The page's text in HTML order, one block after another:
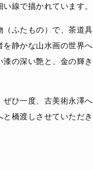
線で描かれています。
ふたもの）で、茶道
静かな山水画の世界
の深い艶と、金の輝
ひ一度、古美術永澤
橋渡しさせていただき